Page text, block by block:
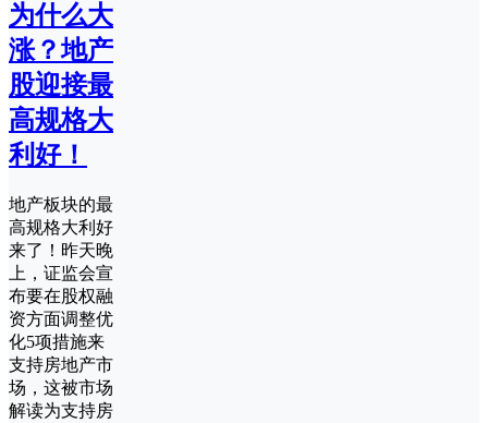
为什么大
涨？地产
股迎接最
高规格大
利好！
地产板块的最
高规格大利好
来了！昨天晚
上，证监会宣
布要在股权融
资方面调整优
化5项措施来
支持房地产市
场，这被市场
解读为支持房